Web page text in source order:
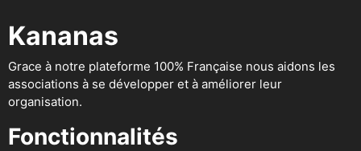
Kananas
Grace à notre plateforme 100% Française nous aidons les
associations à se développer et à améliorer leur
organisation.
Fonctionnalités